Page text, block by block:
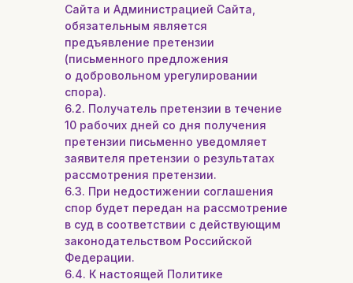
Сайта и Администрацией Сайта,
обязательным является
предъявление претензии
(письменного предложения
о добровольном урегулировании
спора).
6.2. Получатель претензии в течение
10 рабочих дней со дня получения
претензии письменно уведомляет
заявителя претензии о результатах
рассмотрения претензии.
6.3. При недостижении соглашения
спор будет передан на рассмотрение
в суд в соответствии с действующим
законодательством Российской
Федерации.
6.4. К настоящей Политике